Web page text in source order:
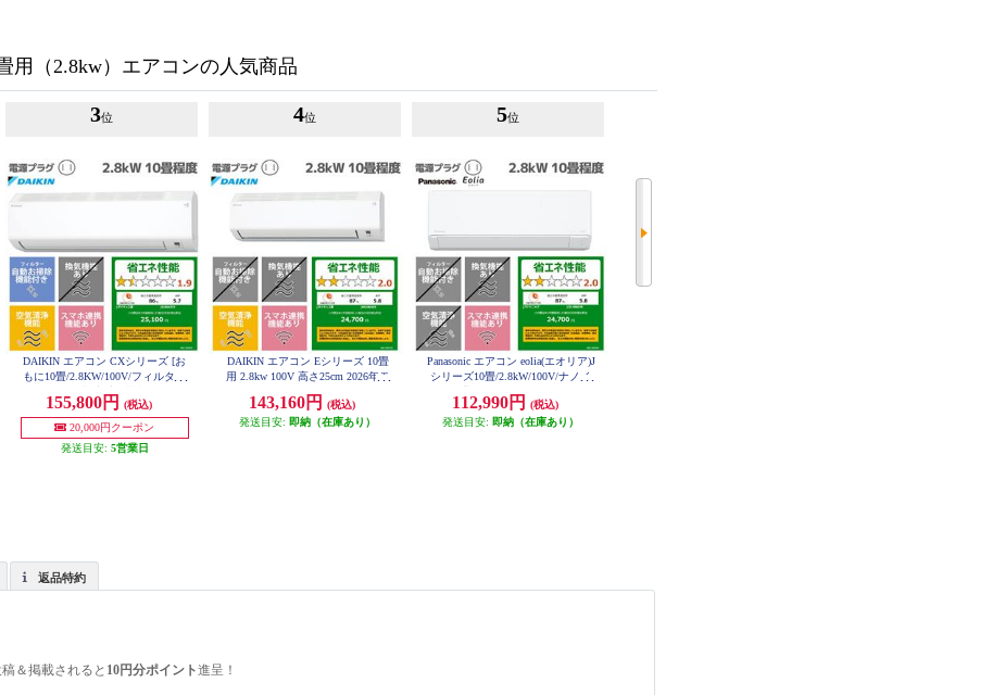
用（2.8kw）エアコンの人気商品
3位
DAIKIN エアコン CXシリーズ [お
もに10畳/2.8KW/100V/フィルター
モデル] S286ATCS-W-ESET
155,800円
(税込)
20,000円クーポン
発送目安: 5営業日
4位
DAIKIN エアコン Eシリーズ 10畳
用 2.8kw 100V 高さ25cm 2026年モ
143,160円
(税込)
発送目安: 即納（在庫あり）
5位
Panasonic エアコン eolia(エオリア)J
シリーズ10畳/2.8kW/100V/ナノイ
026年度 CS-286DJR-ESET
112,990円
(税込)
発送目安: 即納（在庫あり）
返品特約
＆掲載されると 10円分ポイント進呈！